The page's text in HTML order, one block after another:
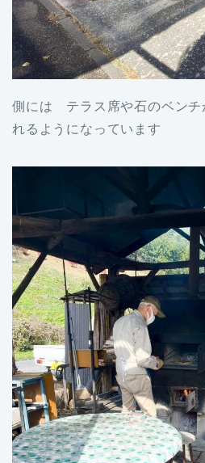
側には テラス席や石のベン
れるようになっています